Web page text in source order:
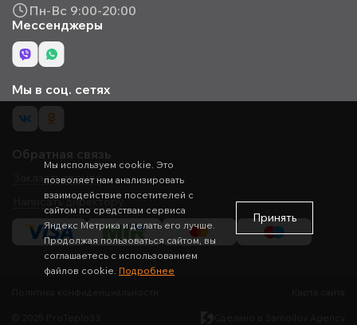
Пн-Вс 9:00-20:00
Мессенджеры
Мы в соц. сетях
Обратная связь
Заказать звонок
Написать директору
Мы используем cookie. Это
позволяет нам анализировать
взаимодействие посетителей с
сайтом по средствам сервиса
Яндекс Метрика и делать его лучше.
Продолжая пользоваться сайтом, вы
соглашаетесь с использованием
файлов cookie. Подробнее
Принять